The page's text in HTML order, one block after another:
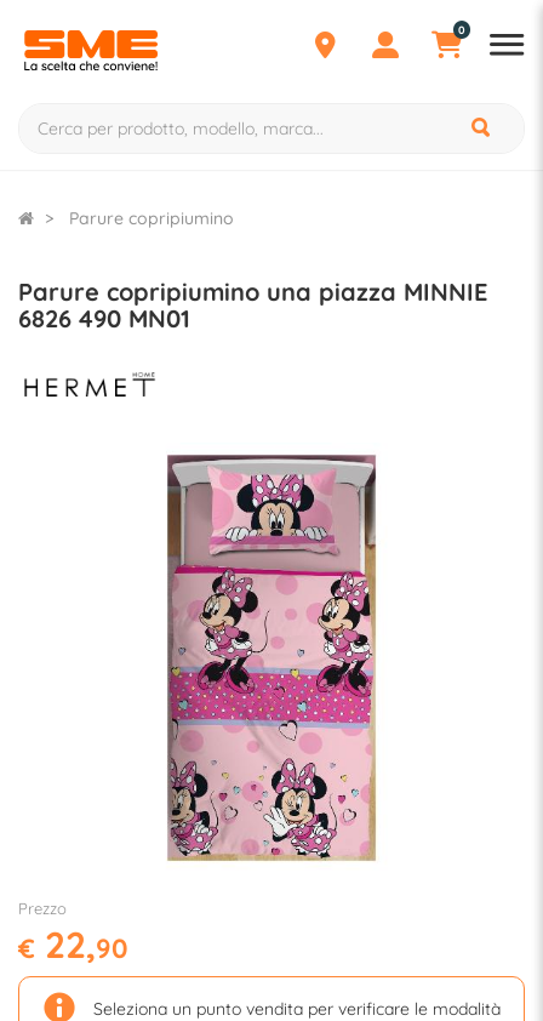
0
Parure copripiumino
Parure copripiumino una piazza MINNIE
6826 490 MN01
Prezzo
€ 22,90
Seleziona un punto vendita per verificare le modalità